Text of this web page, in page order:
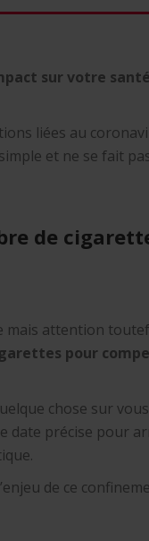
sur votre
liées au
et ne se fait
de
attention
pour
chose sur
date précise pour
de ce